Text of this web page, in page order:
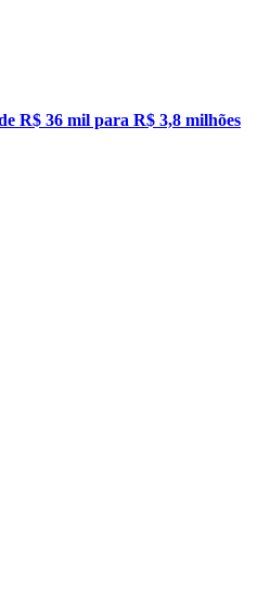
R$ 36 mil para R$ 3,8 milhões